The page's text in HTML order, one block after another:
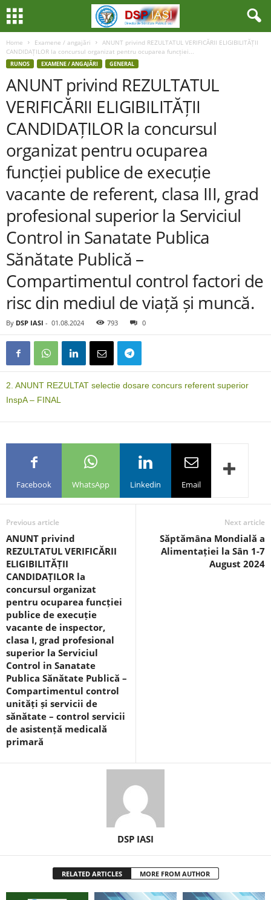
Home Examene / angajări
ANUNT privind REZULTATUL VERIFICĂRII ELIGIBILITĂȚII
CANDIDAȚILOR la concursul organizat pentru ocuparea funcției...
RUNOS EXAMENE / ANGAJĂRI GENERAL
ANUNT privind REZULTATUL
VERIFICĂRII ELIGIBILITĂȚII
CANDIDAȚILOR la concursul
organizat pentru ocuparea
funcției publice de execuție
vacante de referent, clasa III, grad
profesional superior la Serviciul
Control in Sanatate Publica
Sănătate Publică –
Compartimentul control factori de
risc din mediul de viață și muncă.
By DSP IASI - 01.08.2024 793 0
2. ANUNT REZULTAT selectie dosare concurs referent superior
InspA – FINAL
Facebook WhatsApp Linkedin Email
Previous article
ANUNT privind
REZULTATUL VERIFICĂRII
ELIGIBILITĂȚII
CANDIDAȚILOR la
concursul organizat
pentru ocuparea funcției
publice de execuție
vacante de inspector,
clasa I, grad profesional
superior la Serviciul
Control in Sanatate
Publica Sănătate Publică –
Compartimentul control
unități și servicii de
sănătate – control servicii
de asistență medicală
primară
Next article
Săptămâna Mondială a
Alimentației la Sân 1-7
August 2024
DSP IASI
RELATED ARTICLES MORE FROM AUTHOR